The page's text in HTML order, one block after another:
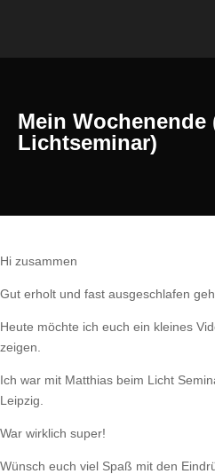
Mein Wochenende
Lichtseminar)
Hi zusammen
Gut erholt und fast ausgeschlafen
Heute möchte ich euch ein kleines
zeigen.
Ich war mit Matthias beim Licht
Leipzig.
War wirklich super!
Wünsch euch viel Spaß mit den